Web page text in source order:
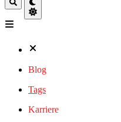
Blog
Tags
Karriere